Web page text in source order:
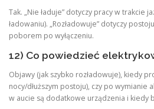
Tak. „Nie ładuje” dotyczy pracy w
ładowaniu). „Rozładowuje” dotyczy
poborem po wyłączeniu.
12) Co powiedzieć
Objawy (jak szybko rozładowuje), kiedy
nocy/dłuższym postoju), czy po wymianie
w aucie są dodatkowe urządzenia i kiedy